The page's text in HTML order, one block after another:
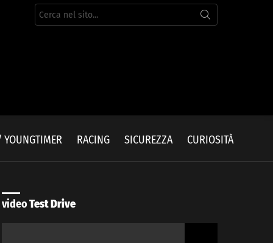
Cerca
per:
YOUNGTIMER RACING SICUREZZA CURIOSITÀ
videoTest Drive